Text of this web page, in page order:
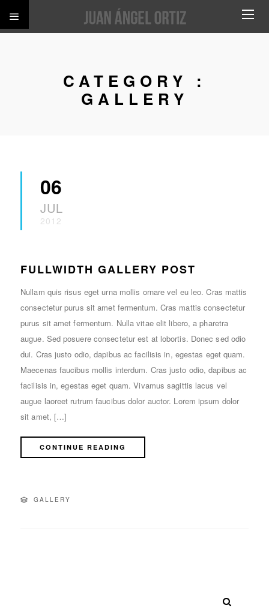
CATEGORY :
GALLERY
06
JUL
2012
FULLWIDTH GALLERY POST
Nullam quis risus eget urna mollis ornare vel eu leo. Cras mattis
consectetur purus sit amet fermentum. Cras mattis consectetur
purus sit amet fermentum. Nulla vitae elit libero, a pharetra
augue. Sed posuere consectetur est at lobortis. Donec sed odio
dui. Cras justo odio, dapibus ac facilisis in, egestas eget quam.
Maecenas faucibus mollis interdum. Cras justo odio, dapibus ac
facilisis in, egestas eget quam. Vivamus sagittis lacus vel
augue laoreet rutrum faucibus dolor auctor. Lorem ipsum dolor
sit amet, […]
CONTINUE READING
GALLERY